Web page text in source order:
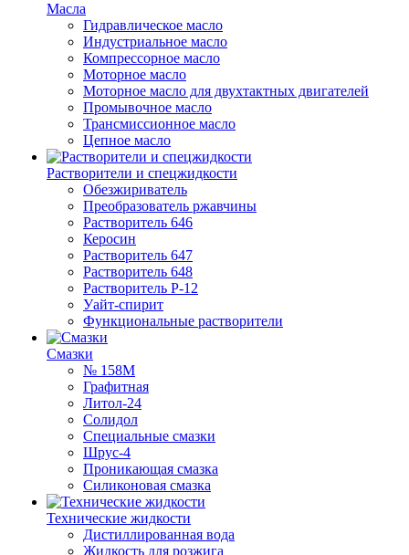
Масла
Гидравлическое масло
Индустриальное масло
Компрессорное масло
Моторное масло
Моторное масло для двухтактных двигателей
Промывочное масло
Трансмиссионное масло
Цепное масло
Растворители и спецжидкости
Обезжириватель
Преобразователь ржавчины
Растворитель 646
Керосин
Растворитель 647
Растворитель 648
Растворитель Р-12
Уайт-спирит
Функциональные растворители
Смазки
№ 158М
Графитная
Литол-24
Солидол
Специальные смазки
Шрус-4
Проникающая смазка
Силиконовая смазка
Технические жидкости
Дистиллированная вода
Жидкость для розжига